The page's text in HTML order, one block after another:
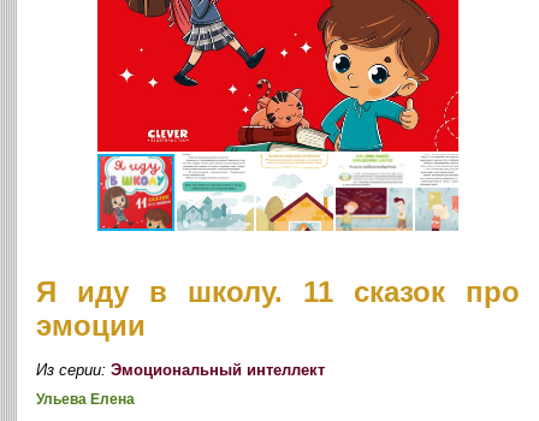
Я иду в школу. 11 сказок про
эмоции
Из серии:Эмоциональный интеллект
Ульева Елена